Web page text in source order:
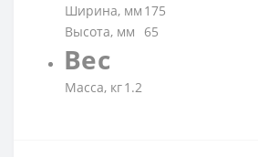
Ширина, мм 175
Высота, мм
65
Вес
Масса, кг1.2